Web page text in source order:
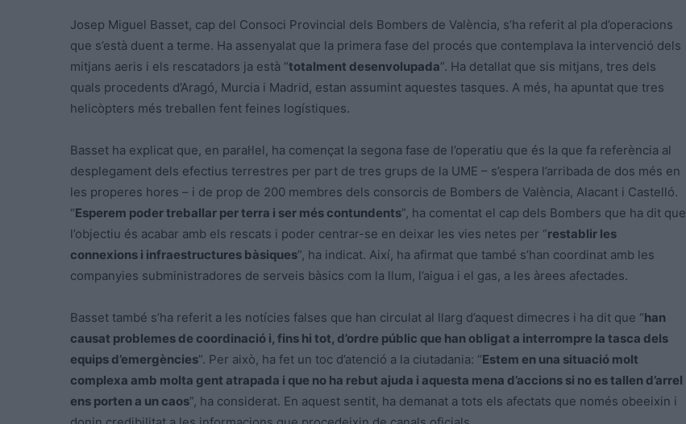
Josep Miguel Basset, cap del Consoci Provincial dels Bombers de València, s’ha referit al pla d’operacions
que s’està duent a terme. Ha assenyalat que la primera fase del procés que contemplava la intervenció dels
mitjans aeris i els rescatadors ja està “totalment desenvolupada”. Ha detallat que sis mitjans, tres dels
quals procedents d’Aragó, Murcia i Madrid, estan assumint aquestes tasques. A més, ha apuntat que tres
helicòpters més treballen fent feines logístiques.
Basset ha explicat que, en paral·lel, ha començat la segona fase de l’operatiu que és la que fa referència al
desplegament dels efectius terrestres per part de tres grups de la UME – s’espera l’arribada de dos més en
les properes hores – i de prop de 200 membres dels consorcis de Bombers de València, Alacant i Castelló.
“Esperem poder treballar per terra i ser més contundents”, ha comentat el cap dels Bombers que ha dit que
l’objectiu és acabar amb els rescats i poder centrar-se en deixar les vies netes per “restablir les
connexions i infraestructures bàsiques”, ha indicat. Així, ha afirmat que també s’han coordinat amb les
companyies subministradores de serveis bàsics com la llum, l’aigua i el gas, a les àrees afectades.
Basset també s’ha referit a les notícies falses que han circulat al llarg d’aquest dimecres i ha dit que “han
causat problemes de coordinació i, fins hi tot, d’ordre públic que han obligat a interrompre la tasca dels
equips d’emergències”. Per això, ha fet un toc d’atenció a la ciutadania: “Estem en una situació molt
complexa amb molta gent atrapada i que no ha rebut ajuda i aquesta mena d’accions si no es tallen d’arrel
ens porten a un caos”, ha considerat. En aquest sentit, ha demanat a tots els afectats que només obeeixin i